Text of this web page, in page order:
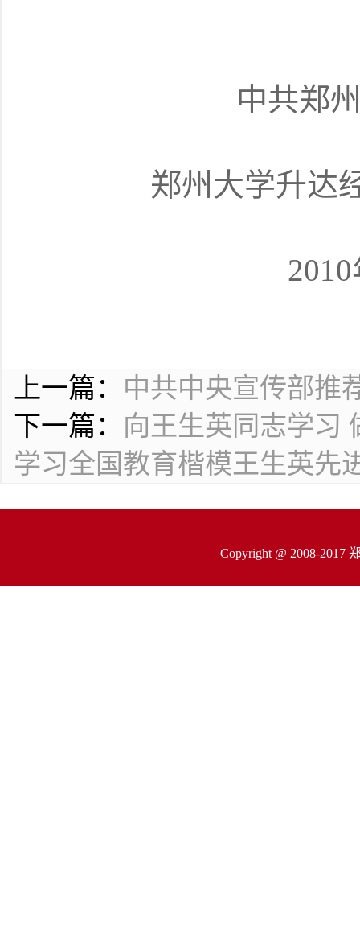
中共郑
郑州大学升达经
上一篇： 中共中央宣传部推
下一篇： 向王生英同志学
学习全国教育楷模王生英先
Copyright @ 2008-2017